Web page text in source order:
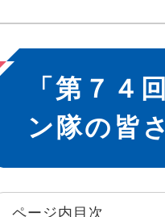
「第７４
ン隊の皆
ページ内目次